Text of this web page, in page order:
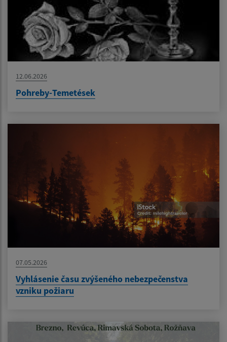
12.06.2026
Pohreby-Temetések
07.05.2026
Vyhlásenie času zvýšeného nebezpečenstva
vzniku požiaru